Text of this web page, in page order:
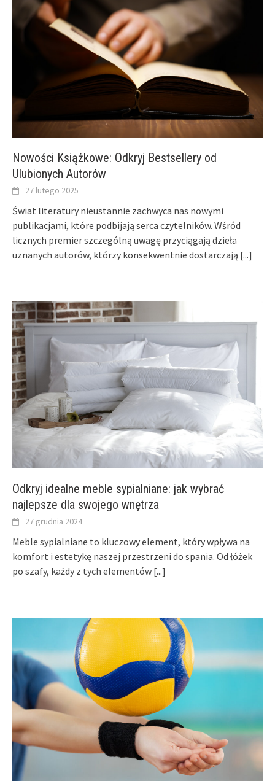
Nowości Książkowe: Odkryj Bestsellery od
Ulubionych Autorów
27 lutego 2025
Świat literatury nieustannie zachwyca nas nowymi
publikacjami, które podbijają serca czytelników. Wśród
licznych premier szczególną uwagę przyciągają dzieła
uznanych autorów, którzy konsekwentnie dostarczają [...]
Odkryj idealne meble sypialniane: jak wybrać
najlepsze dla swojego wnętrza
27 grudnia 2024
Meble sypialniane to kluczowy element, który wpływa na
komfort i estetykę naszej przestrzeni do spania. Od łóżek
po szafy, każdy z tych elementów [...]